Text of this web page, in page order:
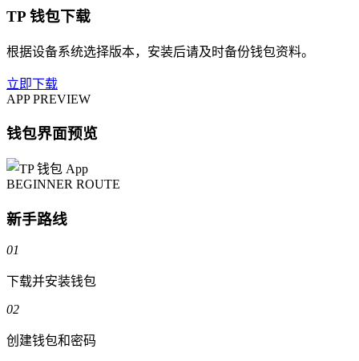
TP 钱包下载
根据设备系统选择版本，安装后请及时备份钱包资料。
立即下载
APP PREVIEW
钱包界面预览
BEGINNER ROUTE
新手路线
01
下载并安装钱包
02
创建钱包和密码